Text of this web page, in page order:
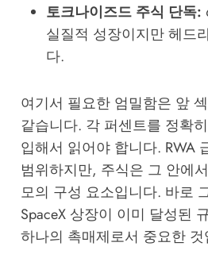
토크나이즈드 주식 단독:
실질적 성장이지만 헤드
다.
여기서 필요한 엄밀함은 앞
같습니다. 각 퍼센트를 정확
입해서 읽어야 합니다. RWA
범위하지만, 주식은 그 안에
모의 구성 요소입니다. 바로
SpaceX 상장이 이미 달성된
하나의 촉매제로서 중요한 것